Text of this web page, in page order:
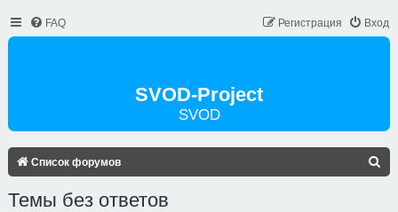
FAQ Вход
Регистрация
SVOD-Project
SVOD
Список форумов
Темы без ответов